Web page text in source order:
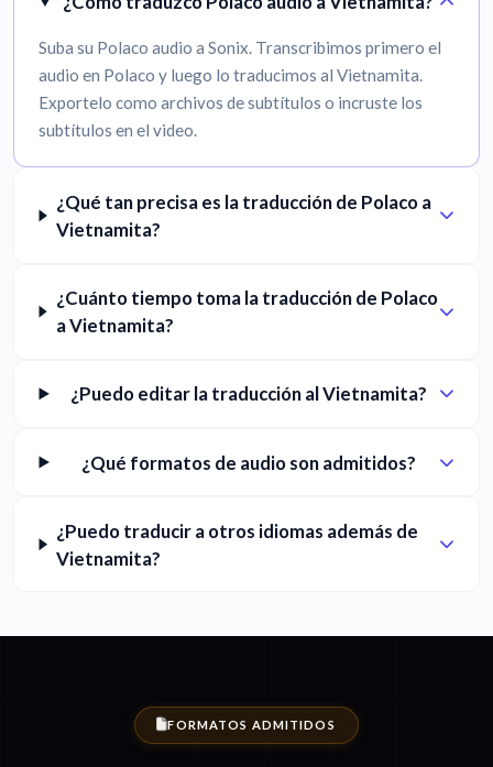
Suba su Polaco audio a Sonix. Transcribimos primero el
audio en Polaco y luego lo traducimos al Vietnamita.
Exportelo como archivos de subtítulos o incruste los
subtítulos en el video.
¿Qué tan precisa es la traducción de Polaco a
Vietnamita?
¿Cuánto tiempo toma la traducción de Polaco
a Vietnamita?
¿Puedo editar la traducción al Vietnamita?
¿Qué formatos de audio son admitidos?
¿Puedo traducir a otros idiomas además de
Vietnamita?
FORMATOS ADMITIDOS